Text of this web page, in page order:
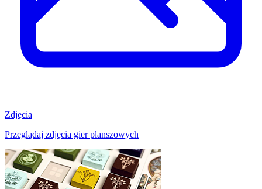
Zdjęcia
Przeglądaj zdjęcia gier planszowych